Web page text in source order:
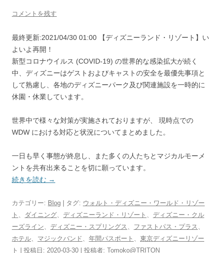
コメントを残す
最終更新:2021/04/30 01:00
【ディズニーランド・リゾート】い
よいよ再開！
新型コロナウイルス (COVID-19) の世界的な感染拡大が続く
中、ディズニーはゲストおよびキャストの安全を最優先事項と
して熟慮し、各地のディズニーパーク及び関連施設を一時的に
休園・休業しています。
世界中で様々な対策が実施されておりますが、 現時点での
WDW における対応と状況についてまとめました。
一日も早く事態が終息し、また多くの人たちとマジカルモーメ
ントを共有出来ることを切に願っています。
続きを読む →
カテゴリー: Blog | タグ: ウォルト・ディズニー・ワールド・リゾー
ト 、 ダイニング、 ディズニーランド・リゾート 、 ディズニー・クル
ーズライン、 ディズニー・スプリングス 、 ファストパス・プラス 、
ホテル、 マジックバンド 、 年間パスポート 、 東京ディズニーリゾー
ト
| 投稿日: 2020-03-30 投稿者: Tomoko@TRITON